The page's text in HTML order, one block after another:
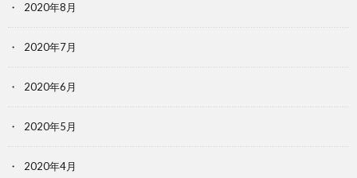
2020年8月
2020年7月
2020年6月
2020年5月
2020年4月